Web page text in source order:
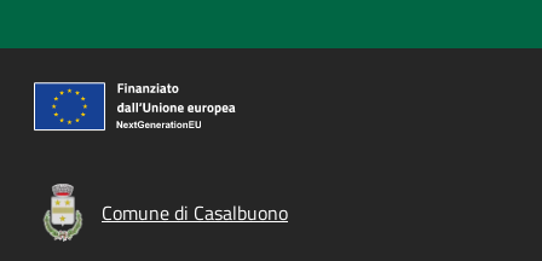
Comune di Casalbuono